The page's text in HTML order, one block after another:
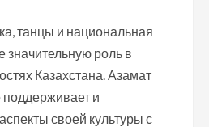
танцы и национальная
значительную роль в
Казахстана. Азамат
поддерживает и
своей культуры с